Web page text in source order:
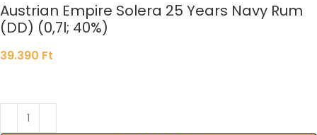
Austrian Empire Solera 25 Years Navy Rum
(DD) (0,7l; 40%)
39.390 Ft